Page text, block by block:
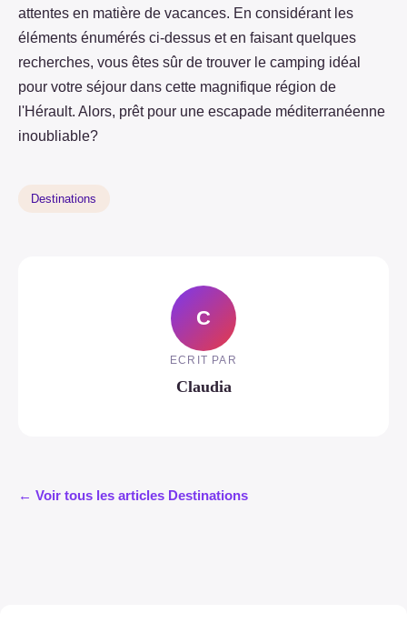
attentes en matière de vacances. En considérant les
éléments énumérés ci-dessus et en faisant quelques
recherches, vous êtes sûr de trouver le camping idéal
pour votre séjour dans cette magnifique région de
l'Hérault. Alors, prêt pour une escapade méditerranéenne
inoubliable?
Destinations
C
ECRIT PAR
Claudia
← Voir tous les articles Destinations